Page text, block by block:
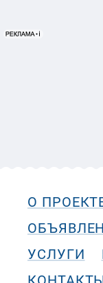
О
УСЛУГИ